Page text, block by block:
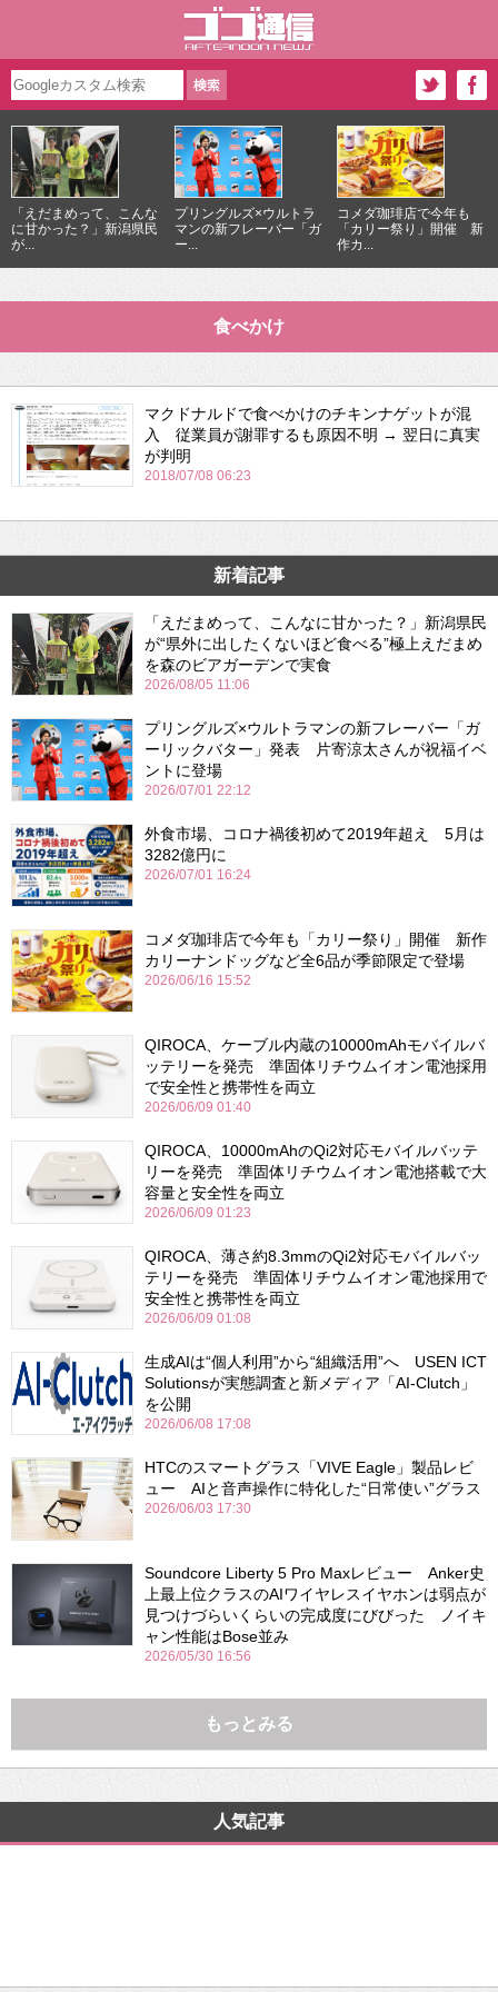
「えだまめって、こんな
に甘かった？」新潟県民
が...
プリングルズ×ウルトラ
マンの新フレーバー「ガ
ー...
コメダ珈琲店で今年も
「カリー祭り」開催 新
作カ...
食べかけ
マクドナルドで食べかけのチキンナゲットが混
入 従業員が謝罪するも原因不明 → 翌日に真実
が判明
2018/07/08 06:23
新着記事
「えだまめって、こんなに甘かった？」新潟県民
が“県外に出したくないほど食べる”極上えだまめ
を森のビアガーデンで実食
2026/08/05 11:06
プリングルズ×ウルトラマンの新フレーバー「ガ
ーリックバター」発表 片寄涼太さんが祝福イベ
ントに登場
2026/07/01 22:12
外食市場、コロナ禍後初めて2019年超え 5月は
3282億円に
2026/07/01 16:24
コメダ珈琲店で今年も「カリー祭り」開催 新作
カリーナンドッグなど全6品が季節限定で登場
2026/06/16 15:52
QIROCA、ケーブル内蔵の10000mAhモバイルバ
ッテリーを発売 準固体リチウムイオン電池採用
で安全性と携帯性を両立
2026/06/09 01:40
QIROCA、10000mAhのQi2対応モバイルバッテ
リーを発売 準固体リチウムイオン電池搭載で大
容量と安全性を両立
2026/06/09 01:23
QIROCA、薄さ約8.3mmのQi2対応モバイルバッ
テリーを発売 準固体リチウムイオン電池採用で
安全性と携帯性を両立
2026/06/09 01:08
生成AIは“個人利用”から“組織活用”へ USEN ICT
Solutionsが実態調査と新メディア「AI-Clutch」
を公開
2026/06/08 17:08
HTCのスマートグラス「VIVE Eagle」製品レビ
ュー AIと音声操作に特化した“日常使い”グラス
2026/06/03 17:30
Soundcore Liberty 5 Pro Maxレビュー Anker史
上最上位クラスのAIワイヤレスイヤホンは弱点が
見つけづらいくらいの完成度にびびった ノイキ
ャン性能はBose並み
2026/05/30 16:56
もっとみる
人気記事